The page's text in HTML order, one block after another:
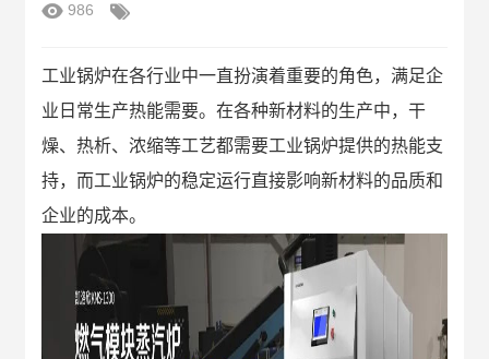
 986 
工业锅炉在各行业中一直扮演着重要的角色，满足企
业日常生产热能需要。在各种新材料的生产中，干
燥、热析、浓缩等工艺都需要工业锅炉提供的热能支
持，而工业锅炉的稳定运行直接影响新材料的品质和
企业的成本。